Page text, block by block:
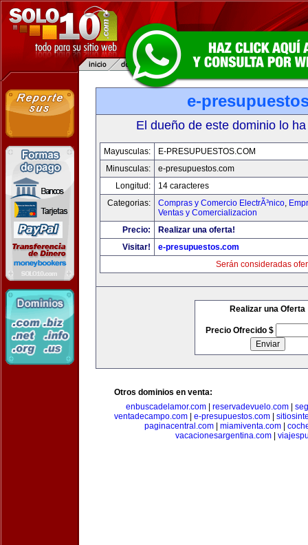
e-
El dueño de este dominio lo
Mayusculas:
E-PRESUPUESTOS.COM
Minusculas:
e-presupuestos.com
Longitud:
14 caracteres
Categorias:
Compras y Comercio ElectrÃ³nico,
Ventas y Comercializacion
Precio:
Realizar una oferta!
Visitar!
e-presupuestos.com
Serán consideradas
Realizar una Oferta
Precio Ofrecido $
Otros dominios en venta:
enbuscadelamor.com
reservadevuelo.com
ventadecampo.com
e-presupuestos.com
paginacentral.com| miamiventa.com|
vacacionesargentina.com